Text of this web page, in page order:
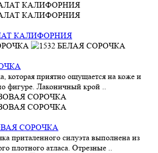
КАЛИФОРНИЯ
которая приятно ощущается на коже и
фигуре. Лаконичный крой ..
СОРОЧКА
приталенного силуэта выполнена из
плотного атласа. Отрезные ..